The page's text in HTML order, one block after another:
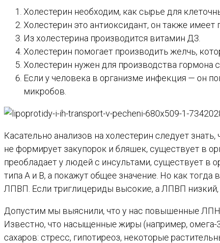
Холестерин необходим, как сырье для
Холестерин это антиоксидант, он также
Из холестерина производится витамин Д3.
Холестерин помогает производить желчь,
Холестерин нужен для производства гормона
Если у человека в организме инфекция — он
микробов.
Касательно анализов на холестерин следует
не формирует закупорок и бляшек, существует в
преобладает у людей с инсультами, существует в
типа А и В, а покажут общее значение. Но как
ЛПВП. Если триглицериды высокие, а ЛПВП
Допустим мы выяснили, что у нас повышенные
Известно, что насыщенные жиры (например,
сахаров: стресс, гипотиреоз, некоторые